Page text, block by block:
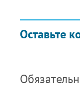
Оставьте